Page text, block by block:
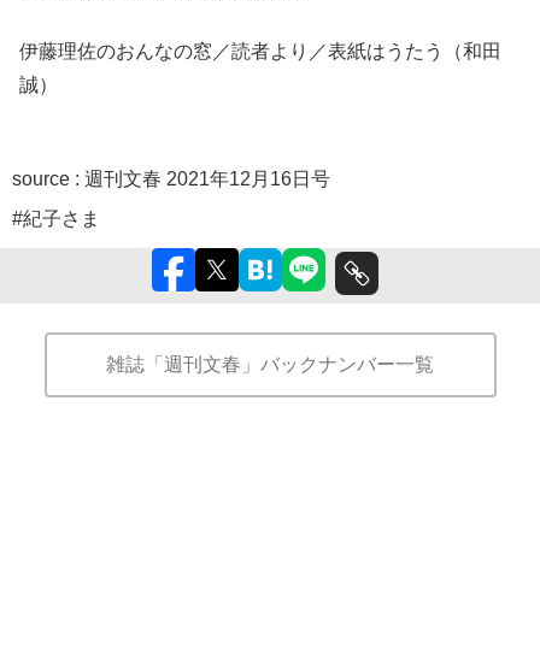
伊藤理佐のおんなの窓／読者より／表紙はうたう（和田
誠）
source : 週刊文春 2021年12月16日号
#紀子さま
雑誌「週刊文春」バックナンバー一覧